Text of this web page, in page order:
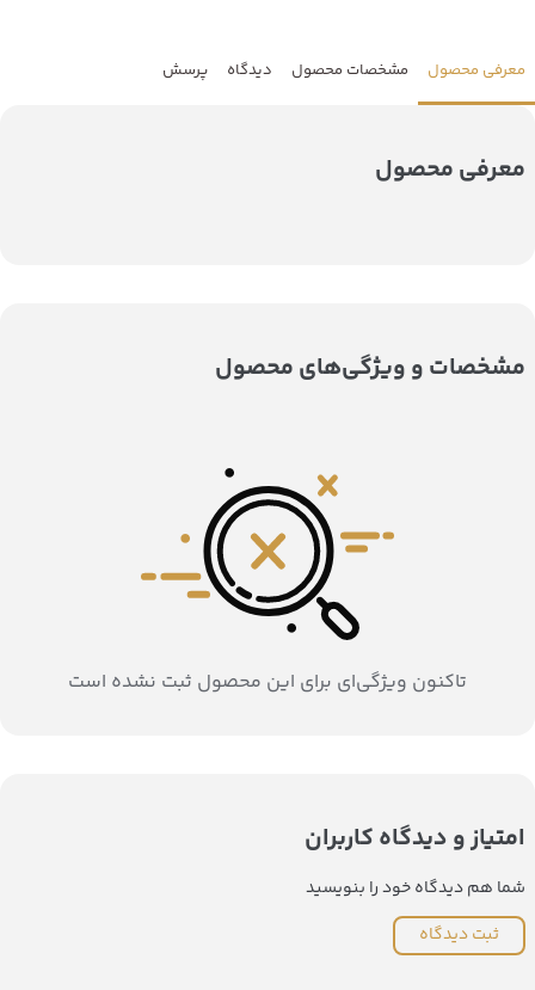
معرفی محصول مشخصات محصول دیدگاه پرسش
معرفی محصول
مشخصات و ویژگی‌های محصول
تاکنون ویژگی‌ای برای این محصول ثبت نشده است
امتیاز و دیدگاه کاربران
شما هم دیدگاه خود را بنویسید
ثبت دیدگاه